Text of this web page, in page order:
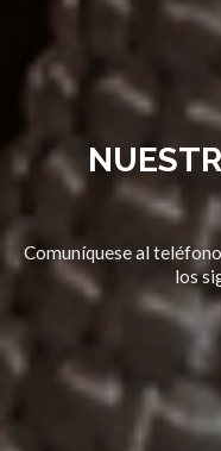
Comuníquese al
los